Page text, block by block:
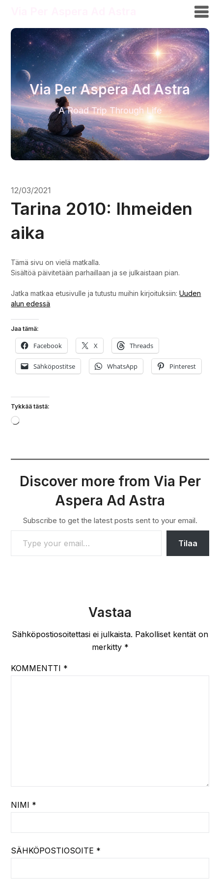
Via Per Aspera Ad Astra
A Road Trip Through Life
12/03/2021
Tarina 2010: Ihmeiden
aika
Tämä sivu on vielä matkalla.
Sisältöä päivitetään parhaillaan ja se julkaistaan pian.
Jatka matkaa etusivulle ja tutustu muihin kirjoituksiin:Uuden
alun edessä
Jaa tämä:
Facebook X Threads
Sähköpostitse WhatsApp Pinterest
Tykkää tästä:
Loading…
Discover more from Via Per
Aspera Ad Astra
Subscribe to get the latest posts sent to your email.
TYPE YOUR EMAIL…
Tilaa
Vastaa
Sähköpostiosoitettasi ei julkaista. Pakolliset kentät on
merkitty *
KOMMENTTI *
NIMI *
SÄHKÖPOSTIOSOITE *